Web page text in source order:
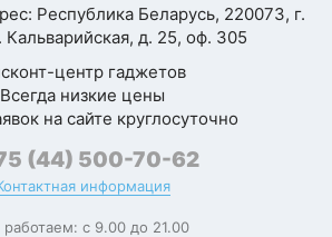
Республика Беларусь, 220073, г.
Кальварийская, д. 25, оф. 305
центр гаджетов
Всегда низкие цены
на сайте круглосуточно
(44) 500-70-62
информация
с 9.00 до 21.00